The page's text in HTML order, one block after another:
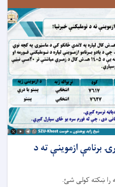
برنامې ازموينې ته د
را ښکته کولی شئ.